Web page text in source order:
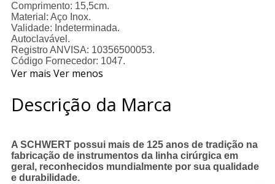
Comprimento: 15,5cm.
Material: Aço Inox.
Validade: Indeterminada.
Autoclavável.
Registro ANVISA: 10356500053.
Código Fornecedor: 1047.
Ver mais Ver menos
Descrição da Marca
A SCHWERT possui mais de 125 anos de tradição na
fabricação de instrumentos da linha cirúrgica em
geral, reconhecidos mundialmente por sua qualidade
e durabilidade.